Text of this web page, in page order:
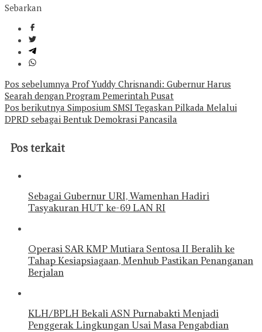
Sebarkan
Navigasi
pos
Pos sebelumnya Prof Yuddy Chrisnandi: Gubernur Harus
Searah dengan Program Pemerintah Pusat
Pos berikutnya Simposium SMSI Tegaskan Pilkada Melalui
DPRD sebagai Bentuk Demokrasi Pancasila
Pos terkait
Sebagai Gubernur URI, Wamenhan Hadiri
Tasyakuran HUT ke-69 LAN RI
Operasi SAR KMP Mutiara Sentosa II Beralih ke
Tahap Kesiapsiagaan, Menhub Pastikan Penanganan
Berjalan
KLH/BPLH Bekali ASN Purnabakti Menjadi
Penggerak Lingkungan Usai Masa Pengabdian